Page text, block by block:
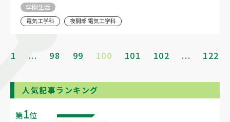
学園生活
電気工学科 夜間部 電気工学科
1 ... 98 99 100 101 102 ... 122
人気記事ランキング
第1位